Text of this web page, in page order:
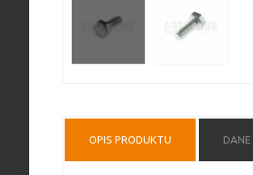
OPIS PRODUKTU DANE